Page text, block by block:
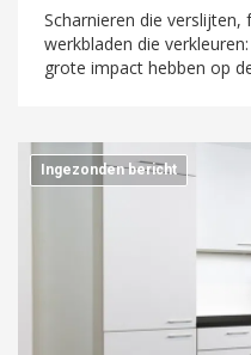
Scharnieren die
werkbladen die
grote impact hebben op
Ingezonden bericht